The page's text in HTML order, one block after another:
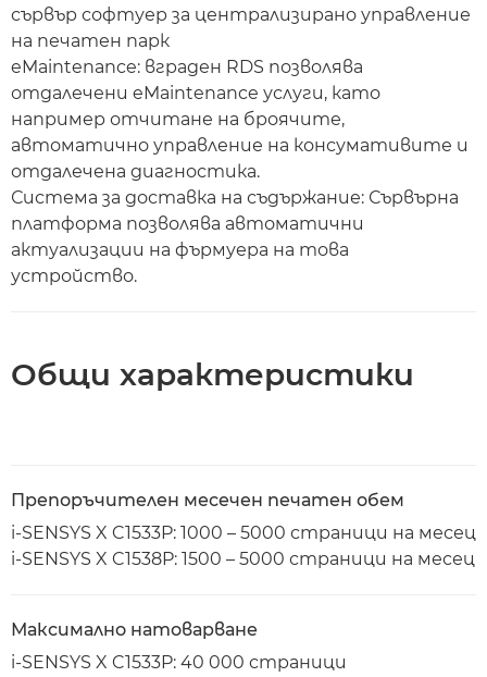
сървър софтуер за централизирано управление
на печатен парк
eMaintenance: вграден RDS позволява
отдалечени eMaintenance услуги, като
например отчитане на броячите,
автоматично управление на консумативите и
отдалечена диагностика.
Система за доставка на съдържание: Сървърна
платформа позволява автоматични
актуализации на фърмуера на това
устройство.
Общи характеристики
Препоръчителен месечен печатен обем
i-SENSYS X C1533P: 1000 – 5000 страници на месец
i-SENSYS X C1538P: 1500 – 5000 страници на месец
Максимално натоварване
i-SENSYS X C1533P: 40 000 страници